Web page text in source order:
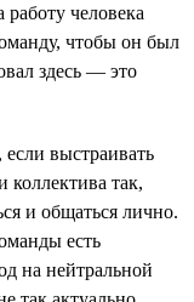
человека
чтобы он был
здесь — это
выстраивать
так,
и общаться лично.
есть
на нейтральной